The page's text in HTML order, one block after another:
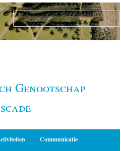
Genootschap
Communicatie